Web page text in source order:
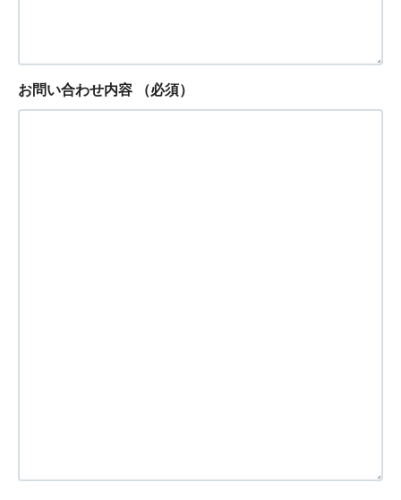
お問い合わせ内容 （必須）